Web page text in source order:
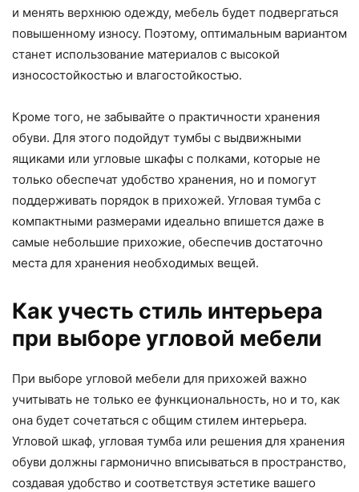
и менять верхнюю одежду, мебель будет подвергаться
повышенному износу. Поэтому, оптимальным вариантом
станет использование материалов с высокой
износостойкостью и влагостойкостью.
Кроме того, не забывайте о практичности хранения
обуви. Для этого подойдут тумбы с выдвижными
ящиками или угловые шкафы с полками, которые не
только обеспечат удобство хранения, но и помогут
поддерживать порядок в прихожей. Угловая тумба с
компактными размерами идеально впишется даже в
самые небольшие прихожие, обеспечив достаточно
места для хранения необходимых вещей.
Как учесть стиль интерьера
при выборе угловой мебели
При выборе угловой мебели для прихожей важно
учитывать не только ее функциональность, но и то, как
она будет сочетаться с общим стилем интерьера.
Угловой шкаф, угловая тумба или решения для хранения
обуви должны гармонично вписываться в пространство,
создавая удобство и соответствуя эстетике вашего